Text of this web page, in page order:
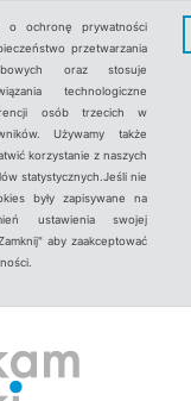
o ochronę prywatności
przetwarzania
oraz stosuje
technologiczne
osób trzecich w
Używamy także
korzystanie z naszych
statystycznych.Jeśli nie
były zapisywane na
ustawienia swojej
aby zaakceptować